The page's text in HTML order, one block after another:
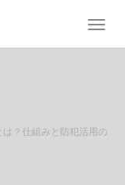
T
a
？仕組みと防犯活用の